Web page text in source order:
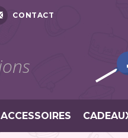
CONTACT
ACCESSOIRES